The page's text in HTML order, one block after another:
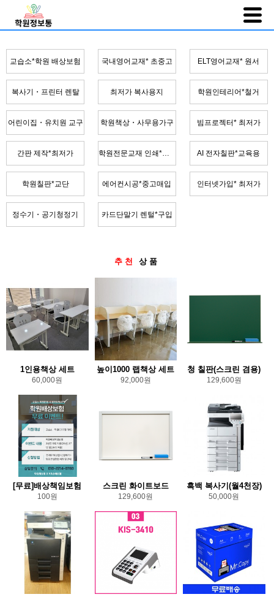
교습소*학원 배상보험 국내영어교재* 초중고 ELT영어교재* 원서
복사기・프린터 렌탈 최저가 복사용지 학원인테리어*철거
어린이집・유치원 교구 학원책상・사무용가구 빔프로젝터* 최저가
간판 제작*최저가 학원전문교재 인쇄*제본 AI 전자칠판*교육용
학원칠판*교단 에어컨시공*중고매입 인터넷가입* 최저가
정수기・공기청정기 카드단말기 렌털*구입
추천 상품
1인용책상 세트
60,000원
높이1000 랩책상 세트
92,000원
청 칠판(스크린 겸용)
129,600원
[무료]배상책임보험
100원
스크린 화이트보드
129,600원
흑백 복사기(월4천장)
50,000원